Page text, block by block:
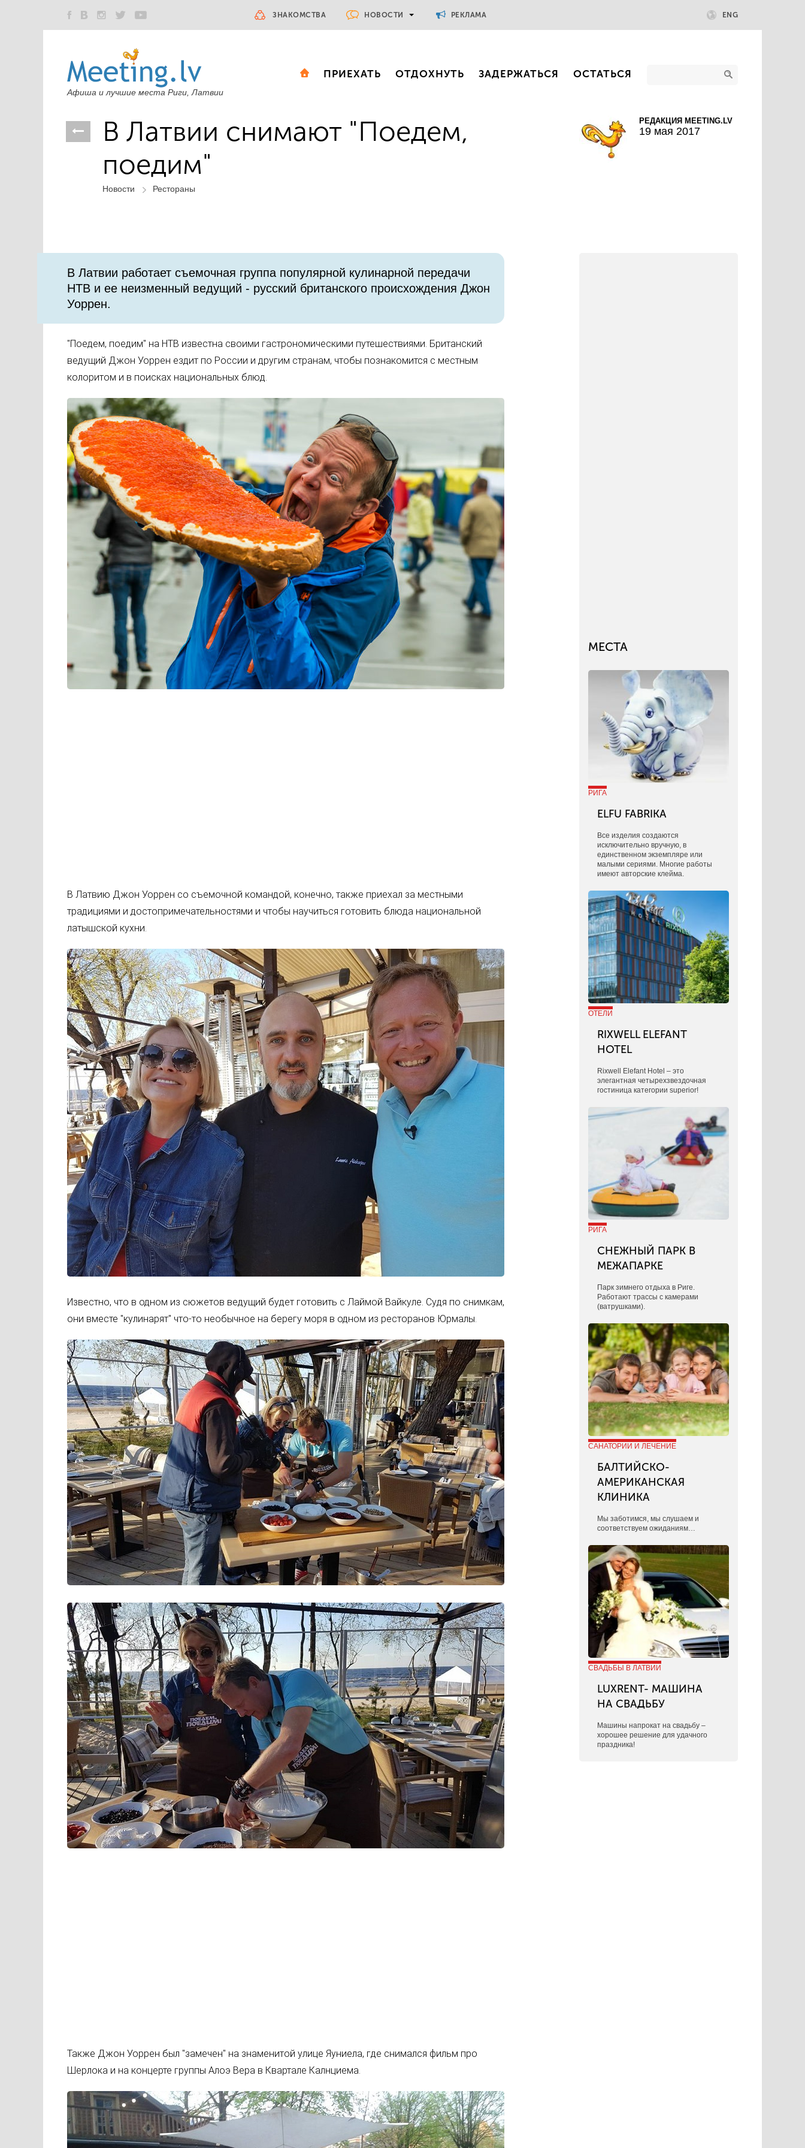
ЗНАКОМСТВА НОВОСТИ РЕКЛАМА ENG
Афиша и лучшие места Риги, Латвии
ПРИЕХАТЬ ОТДОХНУТЬ ЗАДЕРЖАТЬСЯ ОСТАТЬСЯ
В Латвии снимают "Поедем,
поедим"
Новости Рестораны
РЕДАКЦИЯ MEETING.LV
19 мая 2017
В Латвии работает съемочная группа популярной кулинарной передачи
НТВ и ее неизменный ведущий - русский британского происхождения Джон
Уоррен.
"Поедем, поедим" на НТВ известна своими гастрономическими путешествиями. Британский
ведущий Джон Уоррен ездит по России и другим странам, чтобы познакомится с местным
колоритом и в поисках национальных блюд.
В Латвию Джон Уоррен со съемочной командой, конечно, также приехал за местными
традициями и достопримечательностями и чтобы научиться готовить блюда национальной
латышской кухни.
Известно, что в одном из сюжетов ведущий будет готовить с Лаймой Вайкуле. Судя по снимкам,
они вместе "кулинарят" что-то необычное на берегу моря в одном из ресторанов Юрмалы.
Также Джон Уоррен был "замечен" на знаменитой улице Яуниела, где снимался фильм про
Шерлока и на концерте группы Алоэ Вера в Квартале Калнциема.
МЕСТА
РИГА
ELFU FABRIKA
Все изделия создаются
исключительно вручную, в
единственном экземпляре или
малыми сериями. Многие работы
имеют авторские клейма.
ОТЕЛИ
RIXWELL ELEFANT
HOTEL
Rixwell Elefant Hotel ‒ это
элегантная четырехзвездочная
гостиница категории superior!
РИГА
СНЕЖНЫЙ ПАРК В
МЕЖАПАРКЕ
Парк зимнего отдыха в Риге.
Работают трассы с камерами
(ватрушками).
САНАТОРИИ И ЛЕЧЕНИЕ
БАЛТИЙСКО-
АМЕРИКАНСКАЯ
КЛИНИКА
​Мы заботимся, мы слушаем и
соответствуем ожиданиям…
СВАДЬБЫ В ЛАТВИИ
LUXRENT- МАШИНА
НА СВАДЬБУ
​Машины напрокат на свадьбу –
хорошее решение для удачного
праздника!